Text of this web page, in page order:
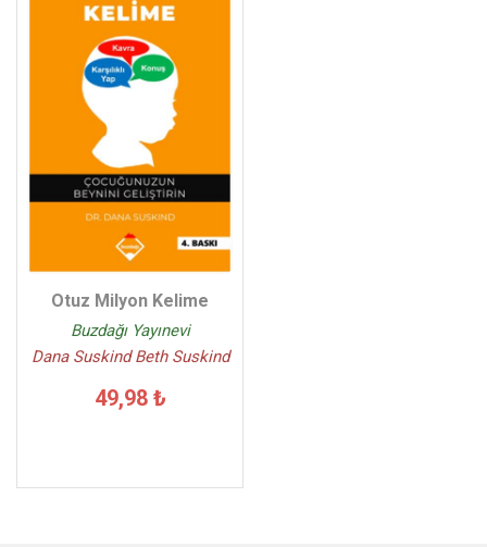
Otuz Milyon Kelime
Buzdağı Yayınevi
Dana Suskind Beth Suskind
49,98 ₺